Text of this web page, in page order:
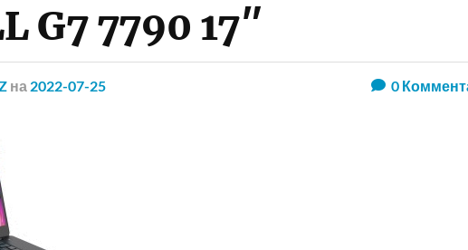
G7 7790 17″
на 2022-07-25 0